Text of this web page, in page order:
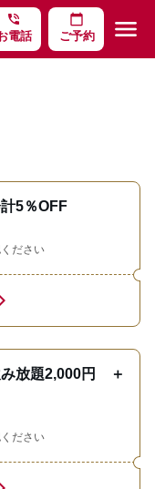
phone_in_talk
電話
calendar_today
ご予約 menu
5％OFF
ださい
み放題2,000円 ＋
ださい